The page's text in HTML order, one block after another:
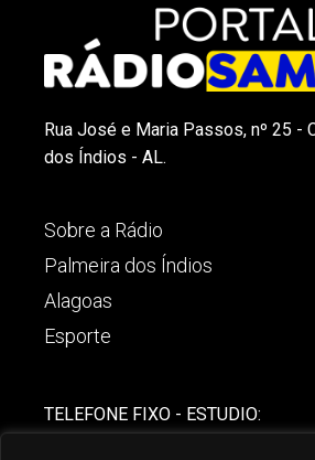
Rua José e Maria Passos, nº 25 -
dos Índios - AL.
Sobre a Rádio
Palmeira dos Índios
Alagoas
Esporte
TELEFONE FIXO - ESTUDIO: